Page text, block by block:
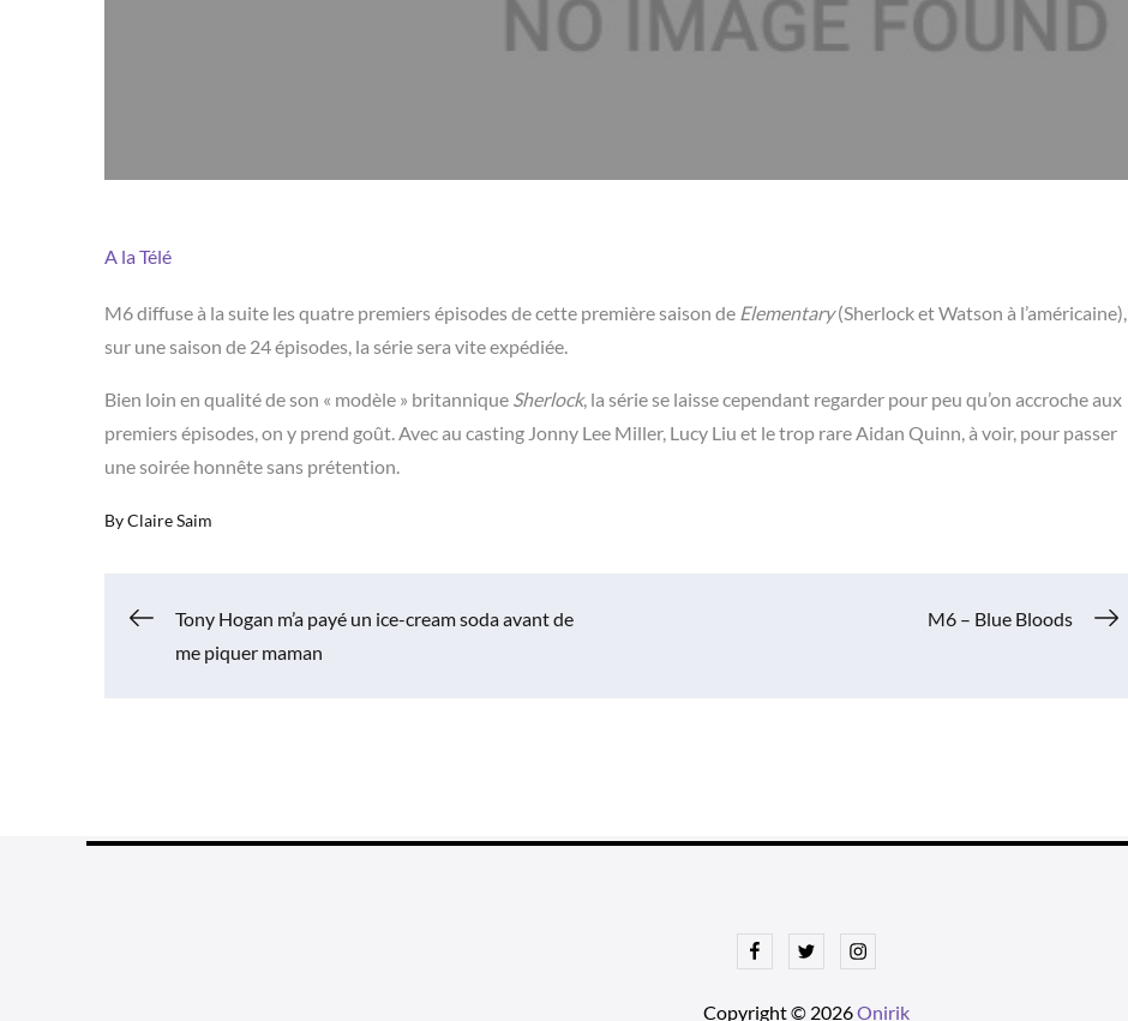
A la Télé
M6 diffuse à la suite les quatre premiers épisodes de cette première saison de Elementary(Sherlock et Watson à l’américaine),
sur une saison de 24 épisodes, la série sera vite expédiée.
Bien loin en qualité de son « modèle » britannique Sherlock, la série se laisse cependant regarder pour peu qu’on accroche aux
premiers épisodes, on y prend goût. Avec au casting Jonny Lee Miller, Lucy Liu et le trop rare Aidan Quinn, à voir, pour passer
une soirée honnête sans prétention.
ByClaire Saim
Navigation
Tony Hogan m’a payé un ice-cream soda avant de
me piquer maman
M6 – Blue Bloods
FacebookTwitterInstagram
Copyright © 2026Onirik